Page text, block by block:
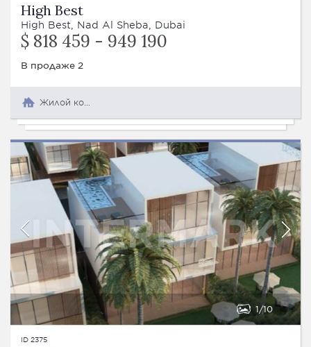
High Best
High Best, Nad Al Sheba, Dubai
$ 818 459 - 949 190
В продаже 2
Жилой комплекс
1 10
ID 2375